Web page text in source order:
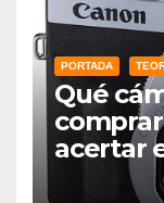
PORTADA
Qué
acertar